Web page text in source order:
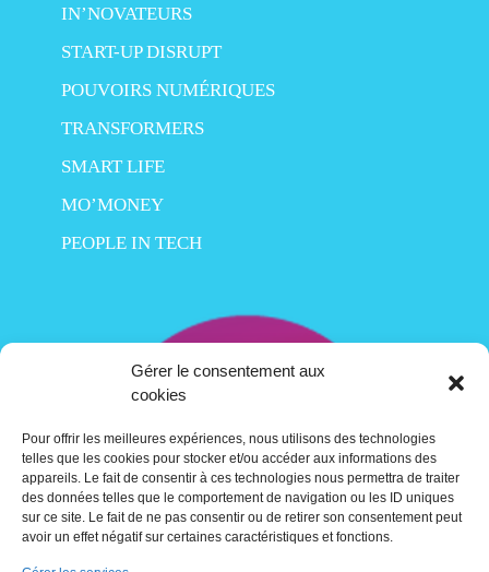
Gérer le consentement aux
cookies
Pour offrir les meilleures expériences, nous utilisons des technologies
telles que les cookies pour stocker et/ou accéder aux informations des
appareils. Le fait de consentir à ces technologies nous permettra de traiter
des données telles que le comportement de navigation ou les ID uniques
sur ce site. Le fait de ne pas consentir ou de retirer son consentement peut
avoir un effet négatif sur certaines caractéristiques et fonctions.
IN’NOVATEURS
START-UP DISRUPT
POUVOIRS NUMÉRIQUES
TRANSFORMERS
SMART LIFE
MO’MONEY
PEOPLE IN TECH